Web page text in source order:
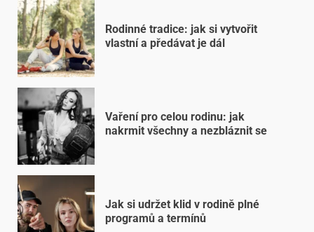
Rodinné tradice: jak si vytvořit
vlastní a předávat je dál
Vaření pro celou rodinu: jak
nakrmit všechny a nezbláznit se
Jak si udržet klid v rodině plné
programů a termínů